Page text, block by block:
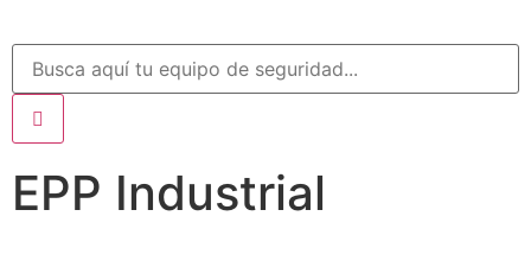
EPP Industrial